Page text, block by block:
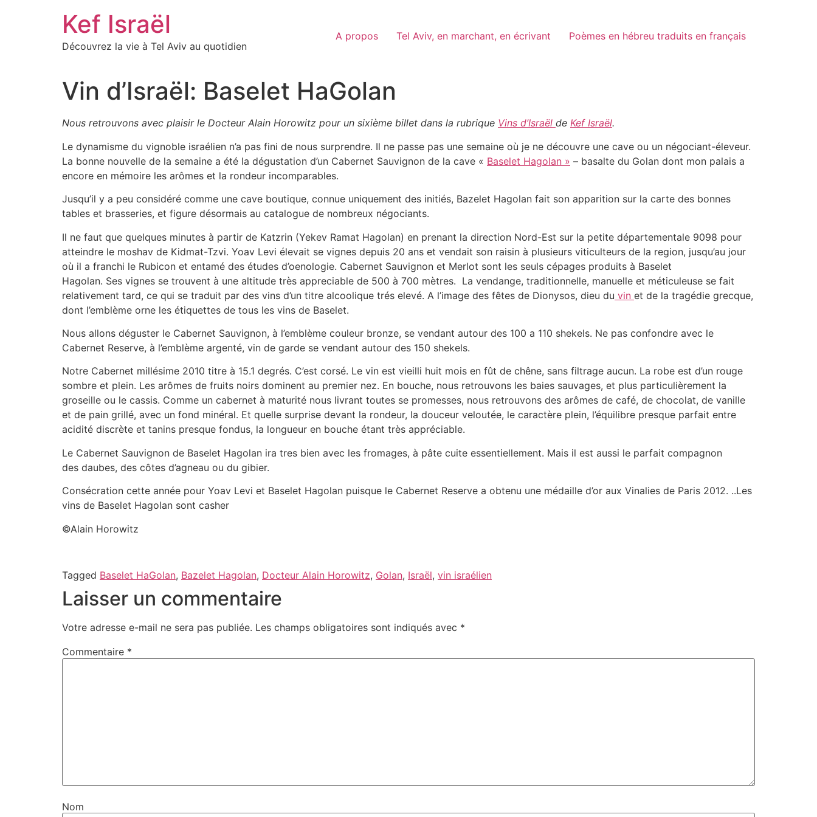
Kef Israël
Découvrez la vie à Tel Aviv au quotidien
A propos Tel Aviv, en marchant, en écrivant Poèmes en hébreu traduits en français
Vin d’Israël: Baselet HaGolan
Nous retrouvons avec plaisir le Docteur Alain Horowitz pour un sixième billet dans la rubrique Vins d’Israël de Kef Israël.
Le dynamisme du vignoble israélien n’a pas fini de nous surprendre. Il ne passe pas une semaine où je ne découvre une cave ou un négociant-éleveur.
La bonne nouvelle de la semaine a été la dégustation d’un Cabernet Sauvignon de la cave « Baselet Hagolan » – basalte du Golan dont mon palais a
encore en mémoire les arômes et la rondeur incomparables.
Jusqu’il y a peu considéré comme une cave boutique, connue uniquement des initiés, Bazelet Hagolan fait son apparition sur la carte des bonnes
tables et brasseries, et figure désormais au catalogue de nombreux négociants.
Il ne faut que quelques minutes à partir de Katzrin (Yekev Ramat Hagolan) en prenant la direction Nord-Est sur la petite départementale 9098 pour
atteindre le moshav de Kidmat-Tzvi. Yoav Levi élevait se vignes depuis 20 ans et vendait son raisin à plusieurs viticulteurs de la region, jusqu’au jour
où il a franchi le Rubicon et entamé des études d’oenologie. Cabernet Sauvignon et Merlot sont les seuls cépages produits à Baselet
Hagolan. Ses vignes se trouvent à une altitude très appreciable de 500 à 700 mètres. La vendange, traditionnelle, manuelle et méticuleuse se fait
relativement tard, ce qui se traduit par des vins d’un titre alcoolique trés elevé. A l’image des fêtes de Dionysos, dieu du vin et de la tragédie grecque,
dont l’emblème orne les étiquettes de tous les vins de Baselet.
Nous allons déguster le Cabernet Sauvignon, à l’emblème couleur bronze, se vendant autour des 100 a 110 shekels. Ne pas confondre avec le
Cabernet Reserve, à l’emblème argenté, vin de garde se vendant autour des 150 shekels.
Notre Cabernet millésime 2010 titre à 15.1 degrés. C’est corsé. Le vin est vieilli huit mois en fût de chêne, sans filtrage aucun. La robe est d’un rouge
sombre et plein. Les arômes de fruits noirs dominent au premier nez. En bouche, nous retrouvons les baies sauvages, et plus particulièrement la
groseille ou le cassis. Comme un cabernet à maturité nous livrant toutes se promesses, nous retrouvons des arômes de café, de chocolat, de vanille
et de pain grillé, avec un fond minéral. Et quelle surprise devant la rondeur, la douceur veloutée, le caractère plein, l’équilibre presque parfait entre
acidité discrète et tanins presque fondus, la longueur en bouche étant très appréciable.
Le Cabernet Sauvignon de Baselet Hagolan ira tres bien avec les fromages, à pâte cuite essentiellement. Mais il est aussi le parfait compagnon
des daubes, des côtes d’agneau ou du gibier.
Consécration cette année pour Yoav Levi et Baselet Hagolan puisque le Cabernet Reserve a obtenu une médaille d’or aux Vinalies de Paris 2012. ..Les
vins de Baselet Hagolan sont casher
©Alain Horowitz
Tagged Baselet HaGolan, Bazelet Hagolan, Docteur Alain Horowitz, Golan, Israël, vin israélien
Laisser un commentaire
Votre adresse e-mail ne sera pas publiée. Les champs obligatoires sont indiqués avec *
Commentaire *
Nom